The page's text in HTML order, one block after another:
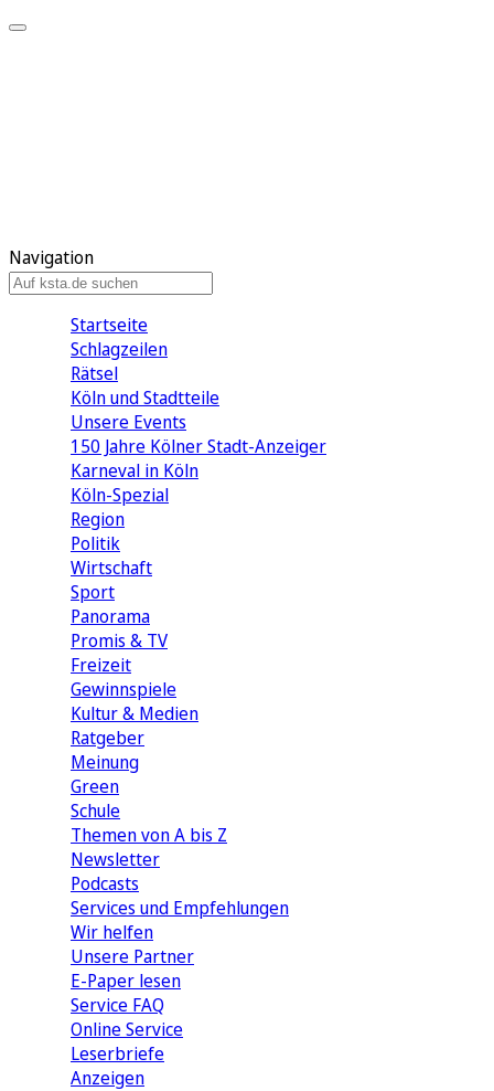
Navigation
Startseite
Schlagzeilen
Rätsel
Köln und Stadtteile
Unsere Events
150 Jahre Kölner Stadt-Anzeiger
Karneval in Köln
Köln-Spezial
Region
Politik
Wirtschaft
Sport
Panorama
Promis & TV
Freizeit
Gewinnspiele
Kultur & Medien
Ratgeber
Meinung
Green
Schule
Themen von A bis Z
Newsletter
Podcasts
Services und Empfehlungen
Wir helfen
Unsere Partner
E-Paper lesen
Service FAQ
Online Service
Leserbriefe
Anzeigen